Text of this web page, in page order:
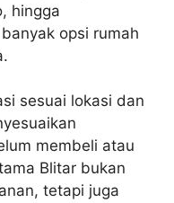
hingga
opsi rumah
sesuai lokasi dan
membeli atau
Blitar bukan
tetapi juga